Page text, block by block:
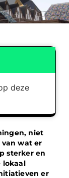
niet
wat er
sterker en
lokaal
er
deze